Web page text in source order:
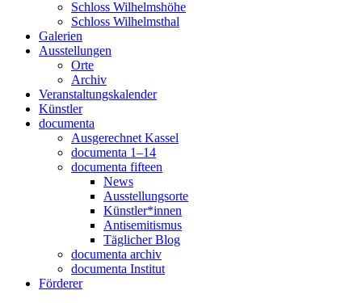
Schloss Wilhelmshöhe
Schloss Wilhelmsthal
Galerien
Ausstellungen
Orte
Archiv
Veranstaltungskalender
Künstler
documenta
Ausgerechnet Kassel
documenta 1–14
documenta fifteen
News
Ausstellungsorte
Künstler*innen
Antisemitismus
Täglicher Blog
documenta archiv
documenta Institut
Förderer